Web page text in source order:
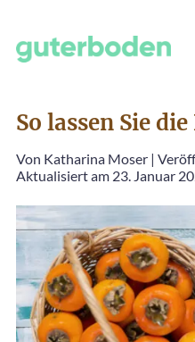
So lassen Sie
Von Katharina Moser |
Aktualisiert am 23. Januar